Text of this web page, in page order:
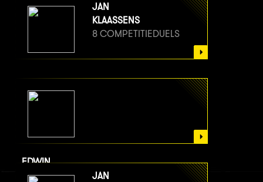
JAN
KLAASSENS
8 COMPETITIEDUELS
EDWIN
VAN BERGE HENEGOUWEN
JAN